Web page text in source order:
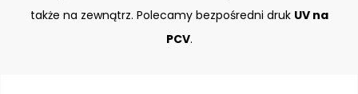
także na zewnątrz. Polecamy bezpośredni druk UV na
PCV.